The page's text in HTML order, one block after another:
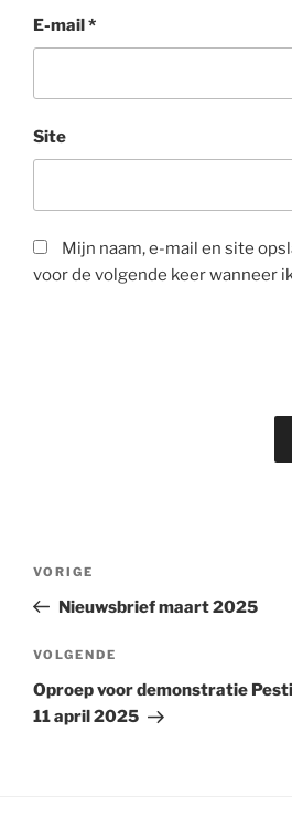
E-mail *
Site
Mijn naam, e-mail en site
voor de volgende keer wanneer
Bericht
Vorig
bericht
VORIGE
Nieuwsbrief maart 2025
Volgend
bericht
VOLGENDE
Oproep voor demonstratie
11 april 2025